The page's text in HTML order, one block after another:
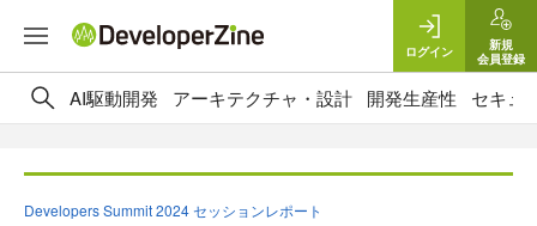
ログイン
新規
会員登録
AI駆動開発 アーキテクチャ・設計 開発生産性 セキュ
Developers Summit 2024 セッションレポート